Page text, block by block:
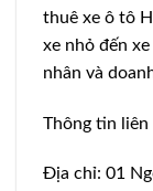
thuê xe ô tô
xe nhỏ đến
nhân và
Thông tin liên
Địa chỉ: 01